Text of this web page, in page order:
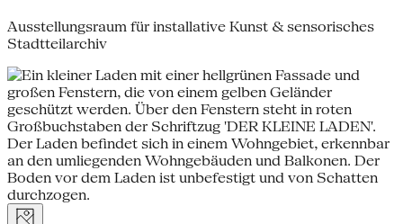
Ausstellungsraum für installative Kunst & sensorisches
Stadtteilarchiv